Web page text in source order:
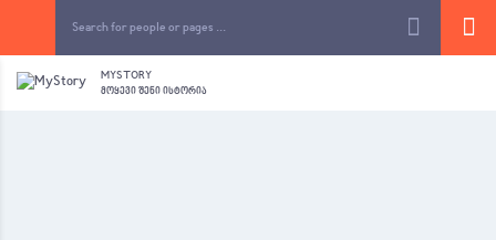
MYSTORY
ᲛᲝᲧᲔᲕᲘ ᲨᲔᲜᲘ ᲘᲡᲢᲝᲠᲘᲐ